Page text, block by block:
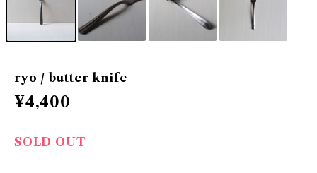
ryo / butter knife
¥4,400
SOLD OUT